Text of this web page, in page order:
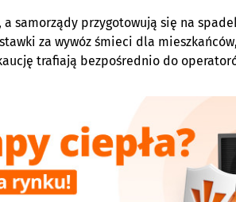
samorządy przygotowują się na
za wywóz śmieci dla
trafiają bezpośrednio do